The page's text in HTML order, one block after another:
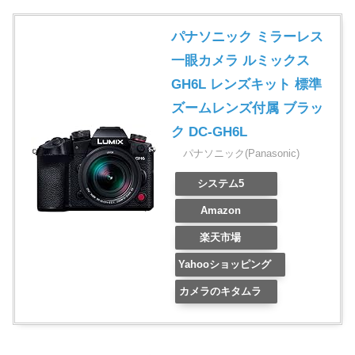
パナソニック ミラーレス
一眼カメラ ルミックス
GH6L レンズキット 標準
ズームレンズ付属 ブラッ
ク DC-GH6L
パナソニック(Panasonic)
システム5
Amazon
楽天市場
Yahooショッピング
カメラのキタムラ